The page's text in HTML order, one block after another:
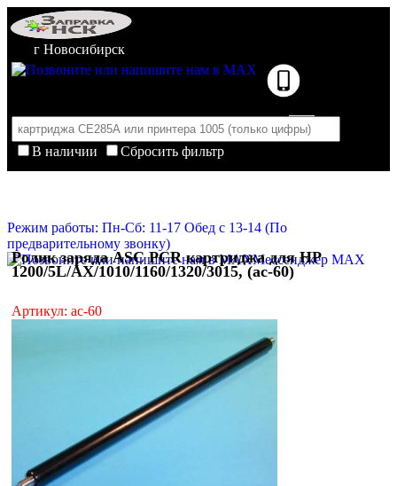
г Новосибирск
В наличии
Сбросить фильтр
Корзина пуста
Режим работы: Пн-Сб: 11-17 Обед с 13-14 (По
предварительному звонку)
Мессенджер MAX
Ролик заряда ASC PCR картриджа для HP
1200/5L/AX/1010/1160/1320/3015, (ac-60)
Артикул: ac-60